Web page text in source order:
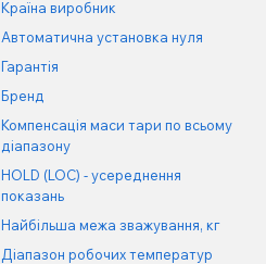
Країна виробник
Автоматична установка нуля
Гарантія
Бренд
Компенсація маси тари по всьому
діапазону
HOLD (LOC) - усереднення
показань
Найбільша межа зважування, кг
Діапазон робочих температур